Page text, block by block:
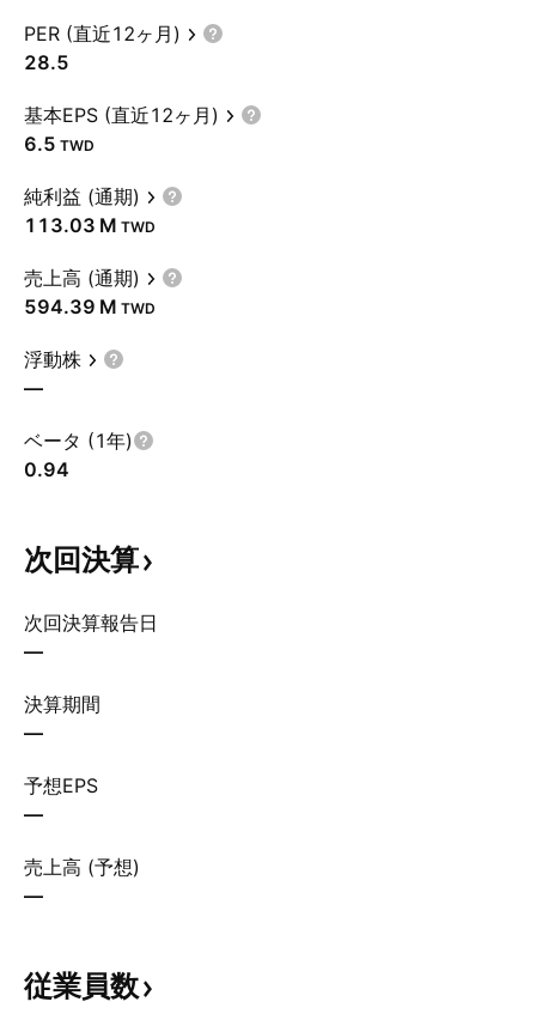
PER (直近12ヶ月)
28.5
基本EPS (直近12ヶ月)
6.5 TWD
純利益 (通期)
‪113.03 M‬ TWD
売上高 (通期)
‪594.39 M‬ TWD
浮動株
—
ベータ (1年)
0.94
次回決算
次回決算報告日
—
決算期間
—
予想EPS
—
売上高 (予想)
—
従業員数